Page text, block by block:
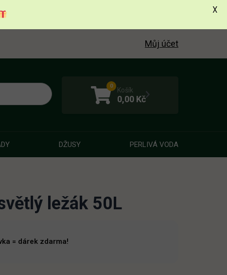
Můj účet
0 Košík
0,00 Kč
DŽUSY PERLIVÁ VODA
ležák 50L
= dárek zdarma!
X